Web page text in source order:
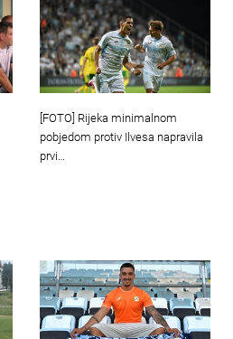
[FOTO] Rijeka minimalnom
pobjedom protiv Ilvesa napravila
prvi…